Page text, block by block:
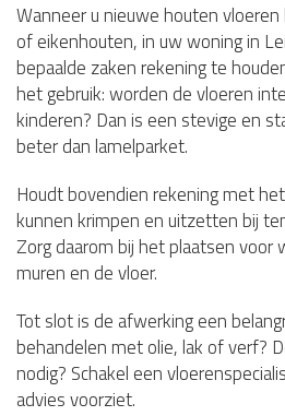
Wanneer u nieuwe houten
of eikenhouten, in uw woning in
bepaalde zaken rekening te
het gebruik: worden de vloeren
kinderen? Dan is een stevige en
beter dan lamelparket.
Houdt bovendien rekening met
kunnen krimpen en uitzetten bij
Zorg daarom bij het plaatsen voor
muren en de vloer.
Tot slot is de afwerking een
behandelen met olie, lak of verf?
nodig? Schakel een
advies voorziet.